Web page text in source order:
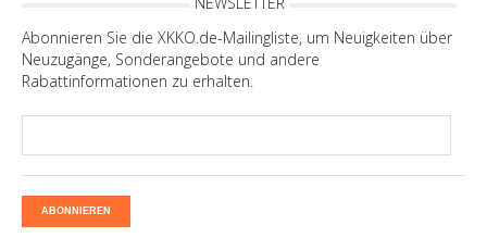
Abonnieren Sie die XKKO.de-Mailingliste, um Neuigkeiten über
Neuzugänge, Sonderangebote und andere
Rabattinformationen zu erhalten.
ABONNIEREN